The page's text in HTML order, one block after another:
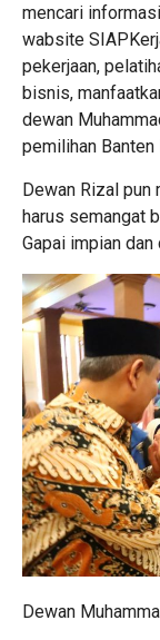
mencari
wabsite
pekerjaan,
bisnis,
dewan
pemilihan Banten
Dewan Rizal pun
harus semangat
Gapai impian
Dewan